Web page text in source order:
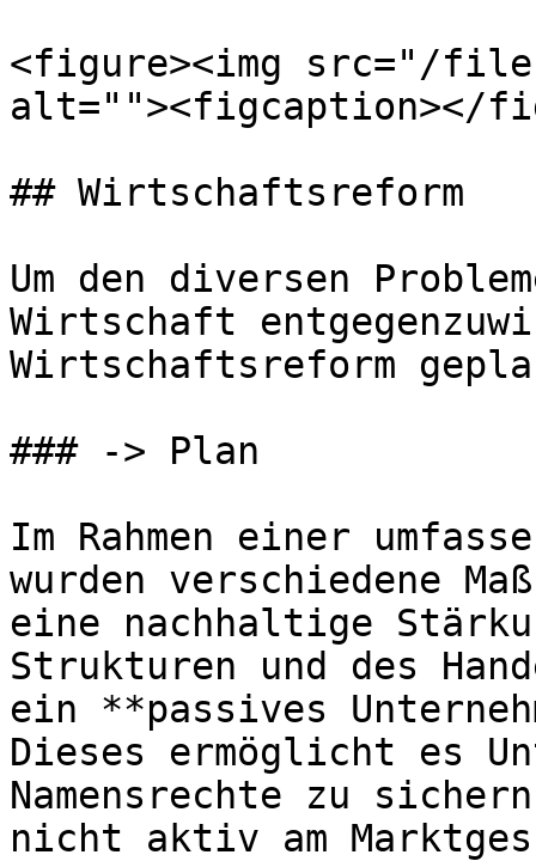
<figure><img src="/files/
alt=""><figcaption></
## Wirtschaftsreform
Um den diversen
Wirtschaft
Wirtschaftsreform
### -> Plan
Im Rahmen einer
wurden verschiedene
eine nachhaltige
Strukturen und des
ein **passives
Dieses ermöglicht es
Namensrechte zu
nicht aktiv am